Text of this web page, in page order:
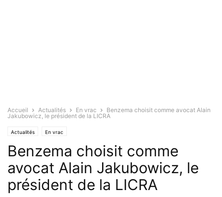
Accueil Actualités En vrac
Benzema choisit comme avocat Alain
Jakubowicz, le président de la LICRA
Actualités En vrac
Benzema choisit comme
avocat Alain Jakubowicz, le
président de la LICRA